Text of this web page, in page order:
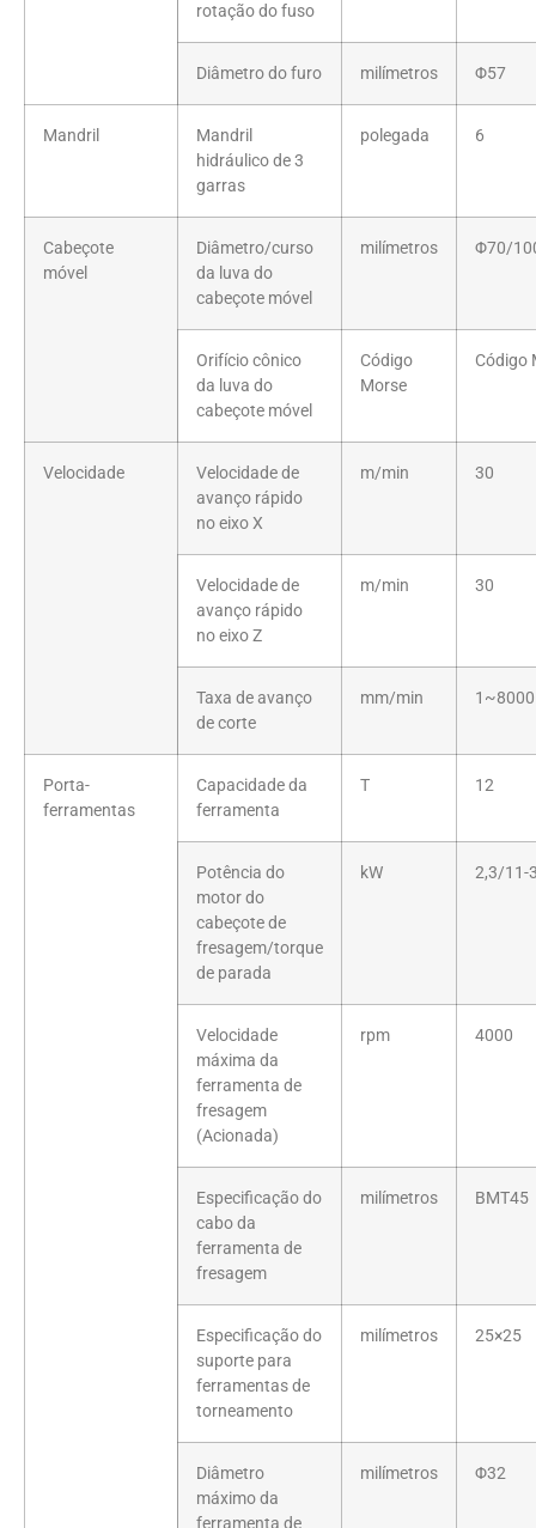
rotação do fuso
Diâmetro do furo milímetros Φ57
Mandril
Mandril
hidráulico de 3
garras
polegada 6
Cabeçote
móvel
Diâmetro/curso
da luva do
cabeçote móvel
milímetros Φ70/
Orifício cônico
da luva do
cabeçote móvel
Código
Morse
Código
Velocidade
Velocidade de
avanço rápido
no eixo X
m/min 30
Velocidade de
avanço rápido
no eixo Z
m/min 30
Taxa de avanço
de corte
mm/min 1~8000
Porta-
ferramentas
Capacidade da
ferramenta
T 12
Potência do
motor do
cabeçote de
fresagem/torque
de parada
kW 2,3/11-
Velocidade
máxima da
ferramenta de
fresagem
(Acionada)
rpm 4000
Especificação do
cabo da
ferramenta de
fresagem
milímetros BMT45
Especificação do
suporte para
ferramentas de
torneamento
milímetros 25×25
Diâmetro
máximo da
milímetros Φ32